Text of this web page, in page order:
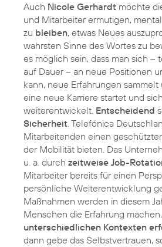
Auch Nicole Gerhardt möchte
und Mitarbeiter ermutigen, mental
zu bleiben, etwas Neues
wahrsten Sinne des Wortes zu
es möglich sein, dass man sich –
auf Dauer – an neue Positionen
kann, neue Erfahrungen
eine neue Karriere startet und
weiterentwickelt. Entscheidend
Sicherheit. Telefónica
Mitarbeitenden einen
der Mobilität bieten. Das
u. a. durch zeitweise Job-
Mitarbeiter bereits für einen
persönliche Weiterentwicklung
Maßnahmen werden in diesem
Menschen die Erfahrung
unterschiedlichen Kontexten
dann gebe das Selbstvertrauen,